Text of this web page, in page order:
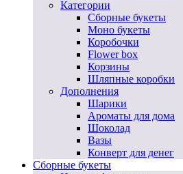
Категории
Сборные букеты
Моно букеты
Коробочки
Flower box
Корзины
Шляпные коробки
Дополнения
Шарики
Ароматы для дома
Шоколад
Вазы
Конверт для денег
Сборные букеты